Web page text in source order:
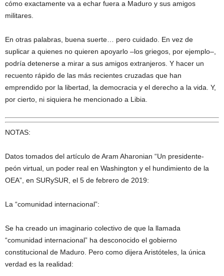
cómo exactamente va a echar fuera a Maduro y sus amigos
militares.
En otras palabras, buena suerte… pero cuidado. En vez de
suplicar a quienes no quieren apoyarlo –los griegos, por ejemplo–,
podría detenerse a mirar a sus amigos extranjeros. Y hacer un
recuento rápido de las más recientes cruzadas que han
emprendido por la libertad, la democracia y el derecho a la vida. Y,
por cierto, ni siquiera he mencionado a Libia.
NOTAS:
Datos tomados del artículo de Aram Aharonian “Un presidente-
peón virtual, un poder real en Washington y el hundimiento de la
OEA”, en SURySUR, el 5 de febrero de 2019:
La “comunidad internacional”:
Se ha creado un imaginario colectivo de que la llamada
“comunidad internacional” ha desconocido el gobierno
constitucional de Maduro. Pero como dijera Aristóteles, la única
verdad es la realidad: